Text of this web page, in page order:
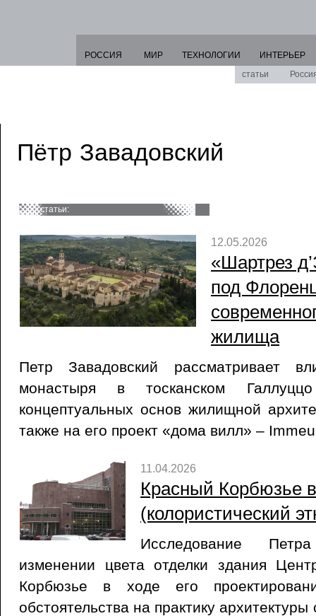
РОССИЯ МИР ТЕХНОЛОГИИ
ИНТЕРЬЕР
статьи
Пётр Завадовский
статьи:
12.05.2026
«Шартрез
под
жилища
Петр Завадовский рассматривает
монастыря в тосканском
концептуальных основ жилищной
также на его проект «дома вилл» –
11.04.2026
Красный Корбюзье
(колористический
Исследование
изменении цвета отделки здания
Корбюзье в ходе его
обстоятельства на практику архитектуры